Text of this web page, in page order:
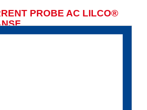
PROBE AC LILCO®